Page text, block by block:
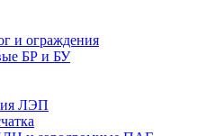
и ограждения
БР и БУ
ЛЭП